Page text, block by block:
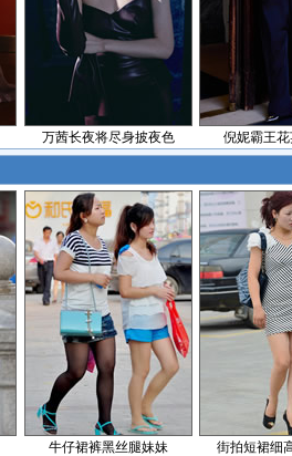
万茜长夜将尽身披夜色 倪妮霸王
牛仔裙裤黑丝腿妹妹 街拍短裙细